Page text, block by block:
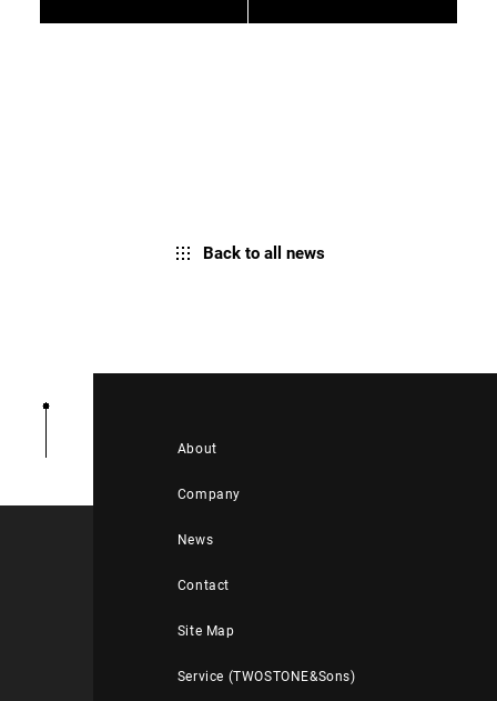
Back to all news
About
Company
News
Contact
Site Map
Service (TWOSTONE&Sons)